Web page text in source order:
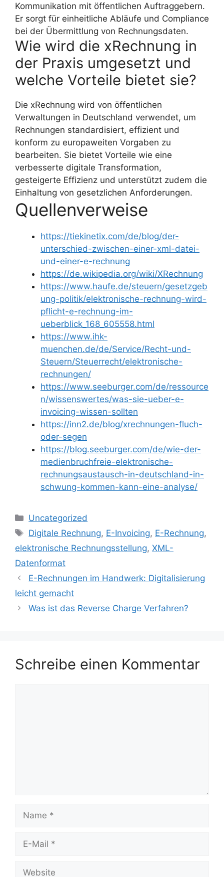
Kommunikation mit öffentlichen Auftraggebern.
Er sorgt für einheitliche Abläufe und Compliance
bei der Übermittlung von Rechnungsdaten.
Wie wird die xRechnung in
der Praxis umgesetzt und
welche Vorteile bietet sie?
Die xRechnung wird von öffentlichen
Verwaltungen in Deutschland verwendet, um
Rechnungen standardisiert, effizient und
konform zu europaweiten Vorgaben zu
bearbeiten. Sie bietet Vorteile wie eine
verbesserte digitale Transformation,
gesteigerte Effizienz und unterstützt zudem die
Einhaltung von gesetzlichen Anforderungen.
Quellenverweise
https://tiekinetix.com/de/blog/der-
unterschied-zwischen-einer-xml-datei-
und-einer-e-rechnung
https://de.wikipedia.org/wiki/XRechnung
https://www.haufe.de/steuern/gesetzgeb
ung-politik/elektronische-rechnung-wird-
pflicht-e-rechnung-im-
ueberblick_168_605558.html
https://www.ihk-
muenchen.de/de/Service/Recht-und-
Steuern/Steuerrecht/elektronische-
rechnungen/
https://www.seeburger.com/de/ressource
n/wissenswertes/was-sie-ueber-e-
invoicing-wissen-sollten
https://inn2.de/blog/xrechnungen-fluch-
oder-segen
https://blog.seeburger.com/de/wie-der-
medienbruchfreie-elektronische-
rechnungsaustausch-in-deutschland-in-
schwung-kommen-kann-eine-analyse/
Kategorien
Uncategorized
Schlagwörter
Digitale Rechnung, E-Invoicing, E-Rechnung,
elektronische Rechnungsstellung, XML-
Datenformat
E-Rechnungen im Handwerk: Digitalisierung
leicht gemacht
Was ist das Reverse Charge Verfahren?
Schreibe einen Kommentar
Mail